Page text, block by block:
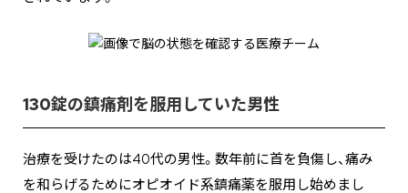
130錠の鎮痛剤を服用していた男性
治療を受けたのは40代の男性。数年前に首を負傷し、痛み
を和らげるためにオピオイド系鎮痛薬を服用し始めまし